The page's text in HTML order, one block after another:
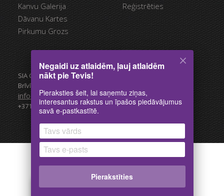
Kanvu Galerija
Dāvanu Kartes
Pirkumu Grozs
Reģistrēties
SIA Canvas WAY
Brīvības gatve 323, Rīga, 3.stāvs
info@canvasway.com
+371 27071150
CanvasWay.com @2014–2026. All rights reserved.
x
Negaidi uz atlaidēm, ļauj atlaidēm
nākt pie Tevis!
Pieraksties šeit, lai saņemtu ziņas,
interesantus rakstus un īpašos piedāvājumus
savā e-pastkastītē.
Pierakstīties